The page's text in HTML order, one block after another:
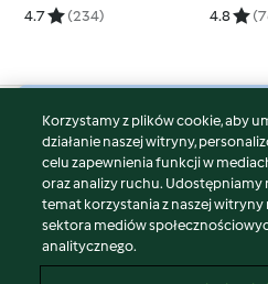
4.7 (234) 4.8
© Copyright 2026
Warunki korzystania
Polityka prywatności
Disclaimer
Znak wydawcy
Korzystamy z plików cookie, aby
działanie naszej witryny,
celu zapewnienia funkcji w
oraz analizy ruchu. Udostępniamy
temat korzystania z naszej
sektora mediów
analitycznego.